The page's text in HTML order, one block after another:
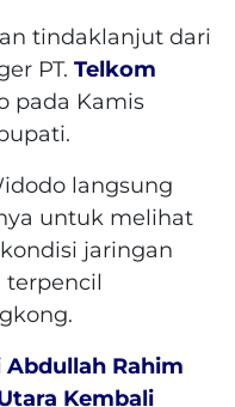
tindaklanjut dari
PT. Telkom
pada Kamis
langsung
untuk melihat
jaringan
Rahim
Kembali